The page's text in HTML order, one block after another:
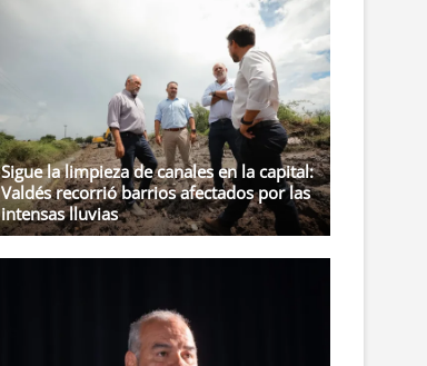
Sigue la limpieza de canales en la capital:
Valdés recorrió barrios afectados por las
intensas lluvias